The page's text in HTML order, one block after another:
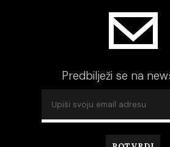
Predbilježi se na